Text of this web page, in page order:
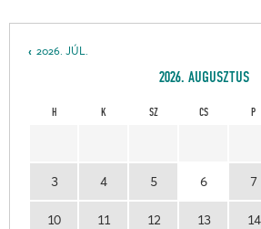
2026. JÚL.
2026. AUGUSZTUS
H K SZ CS P
3 4 5 6 7
10 11 12 13 14